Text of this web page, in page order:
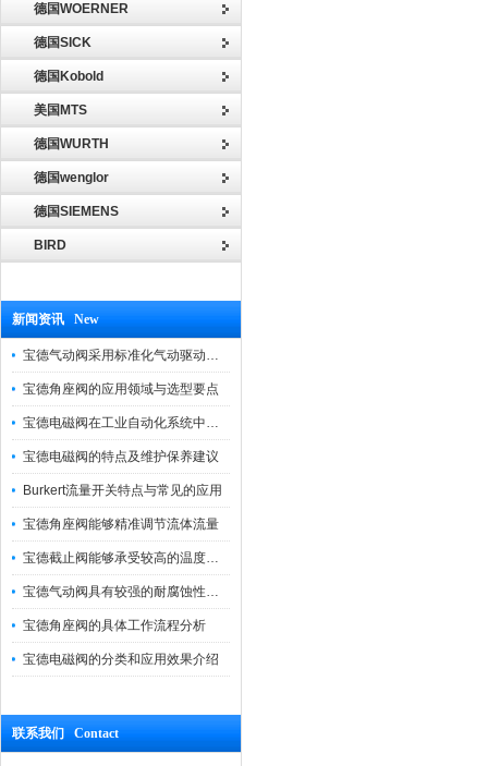
德国WOERNER
德国SICK
德国Kobold
美国MTS
德国WURTH
德国wenglor
德国SIEMENS
BIRD
新闻资讯 New
宝德气动阀采用标准化气动驱动设计，可匹配各类工业气源工况
宝德角座阀的应用领域与选型要点
宝德电磁阀在工业自动化系统中的作用
宝德电磁阀的特点及维护保养建议
Burkert流量开关特点与常见的应用
宝德角座阀能够精准调节流体流量
宝德截止阀能够承受较高的温度和压力
宝德气动阀具有较强的耐腐蚀性和抗震性
宝德角座阀的具体工作流程分析
宝德电磁阀的分类和应用效果介绍
联系我们 Contact